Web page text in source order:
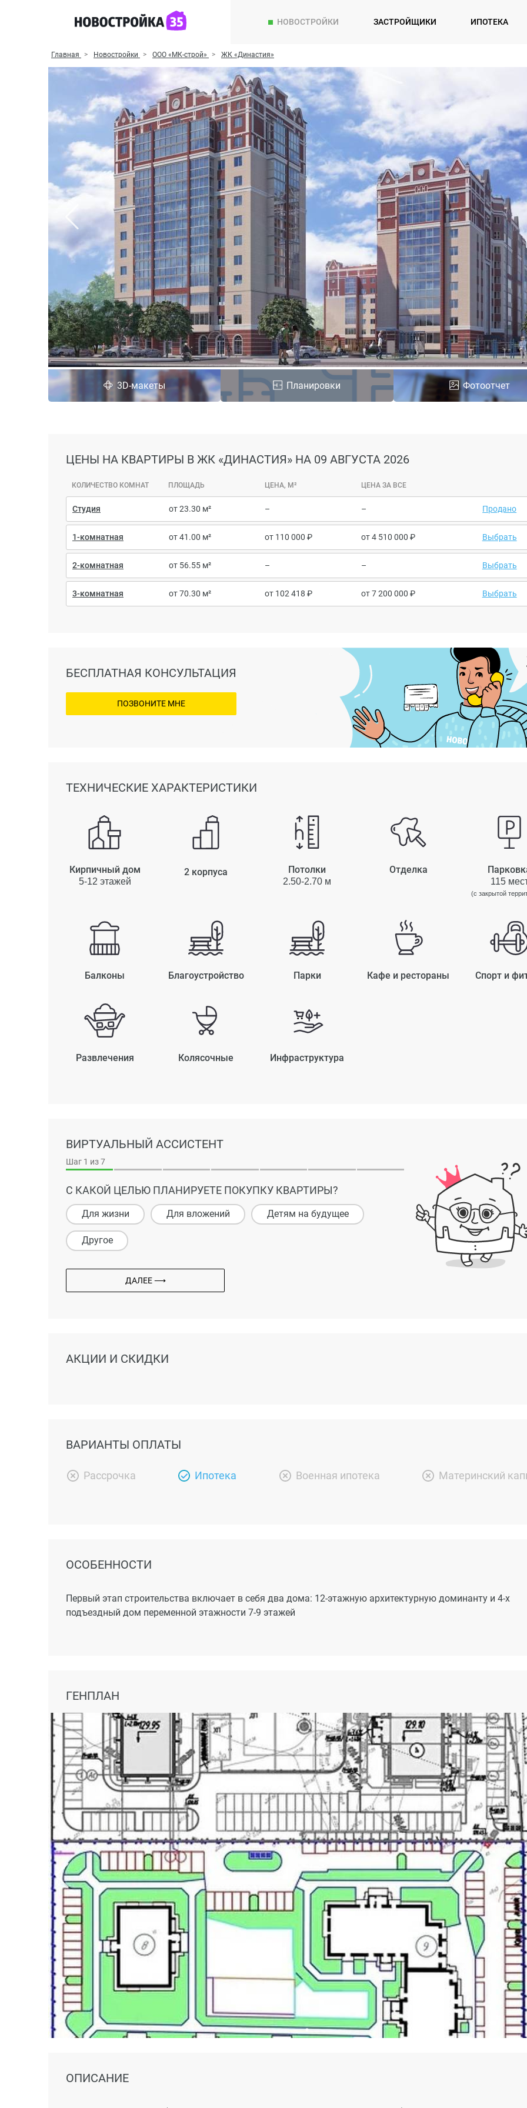
НОВОСТРОЙКИ ЗАСТРОЙЩИКИ ИПОТЕКА
Главная Новостройки ООО «МК-строй» ЖК «Династия»
3D-макеты Планировки Фотоотчет
ЦЕНЫ НА КВАРТИРЫ В ЖК «ДИНАСТИЯ» НА 09 АВГУСТА 2026
КОЛИЧЕСТВО КОМНАТ ПЛОЩАДЬ ЦЕНА, М² ЦЕНА ЗА ВСЕ
Студия от 23.30 м² – – Продано
1-комнатная от 41.00 м² от 110 000 от4 510 000 Выбрать
2-комнатная от 56.55 м² – – Выбрать
3-комнатная от 70.30 м² от 102 418 от7 200 000 Выбрать
БЕСПЛАТНАЯ КОНСУЛЬТАЦИЯ
ПОЗВОНИТЕ МНЕ
ТЕХНИЧЕСКИЕ ХАРАКТЕРИСТИКИ
Кирпичный дом
5-12 этажей
2 корпуса Потолки
2.50-2.70 м
Отделка
115
(с закрытой
Балконы Благоустройство Парки Кафе и рестораны Спорт и
Развлечения Колясочные Инфраструктура
ВИРТУАЛЬНЫЙ АССИСТЕНТ
Шаг 1 из 7
С КАКОЙ ЦЕЛЬЮ ПЛАНИРУЕТЕ ПОКУПКУ КВАРТИРЫ?
Для жизни Для вложений Детям на будущее
Другое
ДАЛЕЕ ⟶
АКЦИИ И СКИДКИ
ВАРИАНТЫ ОПЛАТЫ
Рассрочка Ипотека Военная ипотека Материнский
ОСОБЕННОСТИ
Первый этап строительства включает в себя два дома: 12-этажную архитектурную доминанту и 4-х
подъездный дом переменной этажности 7-9 этажей
ГЕНПЛАН
ОПИСАНИЕ